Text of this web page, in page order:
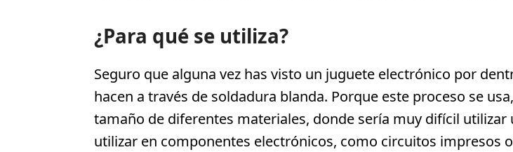
¿Para qué se utiliza?
Seguro que alguna vez has visto un juguete electrónico por
hacen a través de soldadura blanda. Porque este proceso se
tamaño de diferentes materiales, donde sería muy difícil
utilizar en componentes electrónicos, como circuitos impresos